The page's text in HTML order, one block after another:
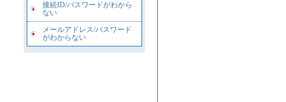
接続ID/パスワードがわから
ない
メールアドレス/パスワード
がわからない